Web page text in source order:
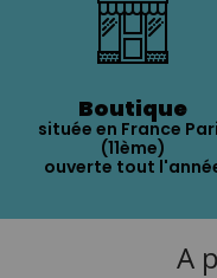
Boutique
située en France
(11ème)
ouverte tout
A